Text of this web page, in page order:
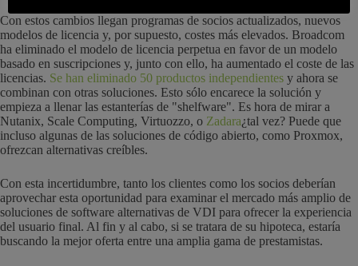
Con estos cambios llegan programas de socios actualizados, nuevos
modelos de licencia y, por supuesto, costes más elevados. Broadcom
ha eliminado el modelo de licencia perpetua en favor de un modelo
basado en suscripciones y, junto con ello, ha aumentado el coste de las
licencias. Se han eliminado 50 productos independientes y ahora se
combinan con otras soluciones. Esto sólo encarece la solución y
empieza a llenar las estanterías de "shelfware". Es hora de mirar a
Nutanix, Scale Computing, Virtuozzo, o Zadara¿tal vez? Puede que
incluso algunas de las soluciones de código abierto, como Proxmox,
ofrezcan alternativas creíbles.
Con esta incertidumbre, tanto los clientes como los socios deberían
aprovechar esta oportunidad para examinar el mercado más amplio de
soluciones de software alternativas de VDI para ofrecer la experiencia
del usuario final. Al fin y al cabo, si se tratara de su hipoteca, estaría
buscando la mejor oferta entre una amplia gama de prestamistas.